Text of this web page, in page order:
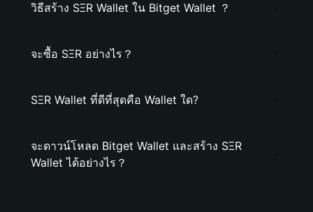
วิธีสร้าง SΞR Wallet ใน Bitget Wallet ？
จะซื้อ SΞR อย่างไร？
SΞR Wallet ที่ดีที่สุดคือ Wallet ใด?
จะดาวน์โหลด Bitget Wallet และสร้าง SΞR
Wallet ได้อย่างไร？